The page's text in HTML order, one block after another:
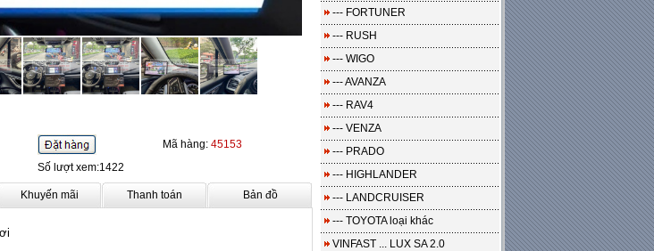
Mã hàng: 45153
Số lượt xem:1422
Khuyến mãi Thanh toán Bản đồ
--- FORTUNER
--- RUSH
--- WIGO
--- AVANZA
--- RAV4
--- VENZA
--- PRADO
--- HIGHLANDER
--- LANDCRUISER
--- TOYOTA loại khác
VINFAST ... LUX SA 2.0